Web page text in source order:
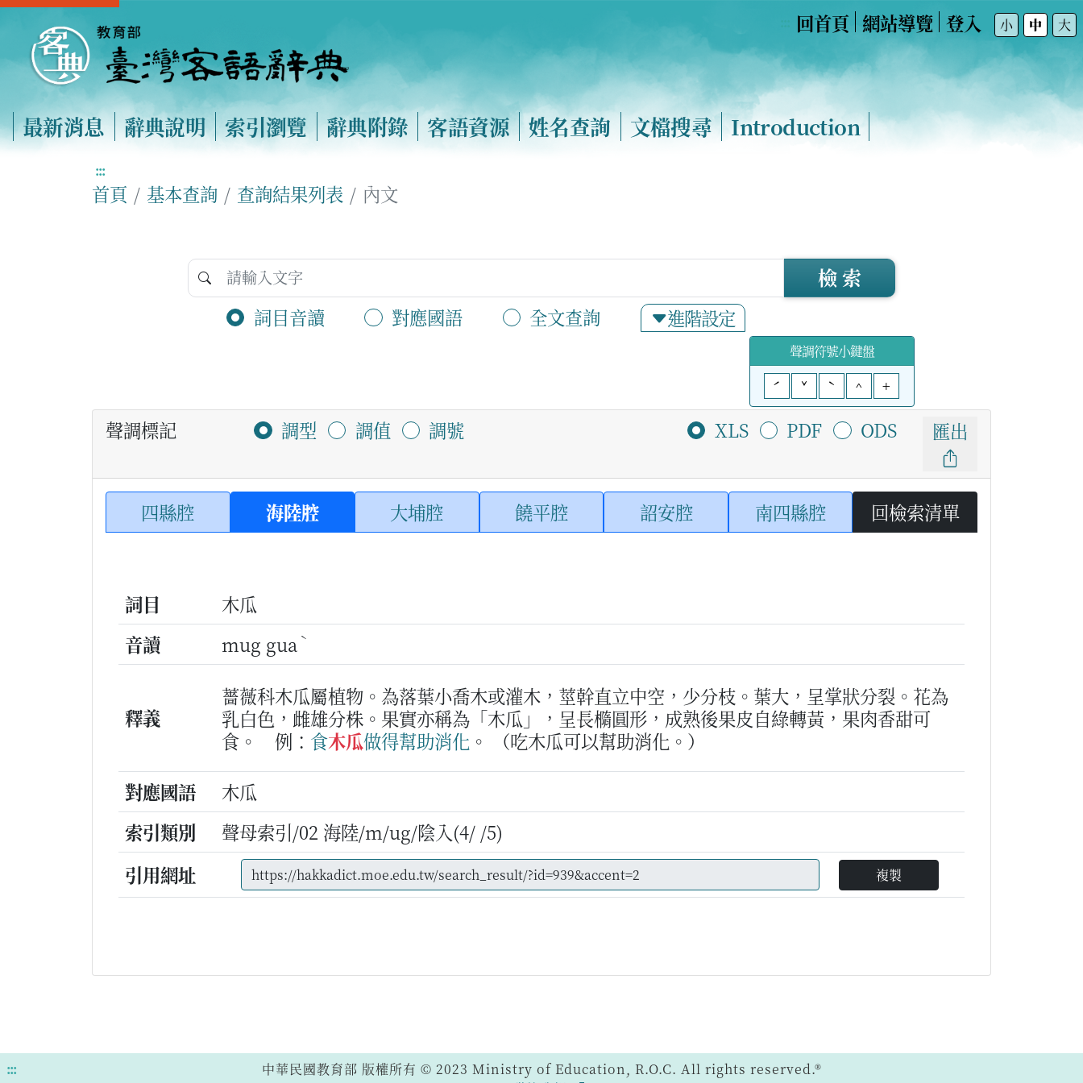
回首頁 網站導覽 登入 小 中 大
最新消息 辭典說明 索引瀏覽 辭典附錄 客語資源 姓名查詢 文檔搜尋 Introduction
:::
首頁 基本查詢 查詢結果列表 內文
詞目音讀 對應國語 全文查詢 進階設定
檢 索
聲調符號小鍵盤
ˊ
ˇ ˋ ^ +
聲調標記 調型 調值 調號 XLS PDF ODS 匯出
四縣腔 海陸腔 大埔腔 饒平腔 詔安腔 南四縣腔 回檢索清單
詞目
木瓜
音讀
mug gua ˋ
釋義
薔薇科木瓜屬植物。為落葉小喬木或灌木，莖幹直立中空，少分枝。葉大，呈掌狀分裂。花為
乳白色，雌雄分株。果實亦稱為「木瓜」，呈長橢圓形，成熟後果皮自綠轉黃，果肉香甜可
食。
例： 食木瓜做得幫助消化 。
（吃木瓜可以幫助消化。）
對應國語
木瓜
索引類別
聲母索引/02 海陸/m/ug/陰入(4/ /5)
引用網址
複製
:::
中華民國教育部 版權所有 © 2023 Ministry of Education, R.O.C. All rights reserved.®